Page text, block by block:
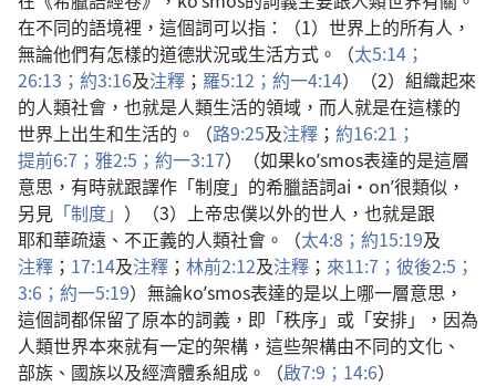
在不同的語境裡 ， 這個詞可以指 ：（1） 世界上的所有人 ，
無論他們有怎樣的道德狀況或生活方式 。（太5:14；
26:13； 約3:16及注釋 ； 羅5:12； 約一4:14）（2） 組織起來
的人類社會 ， 也就是人類生活的領域 ， 而人就是在這樣的
世界上出生和生活的 。（路9:25及注釋 ； 約16:21；
提前6:7； 雅2:5； 約一3:17）（如果koʹsmos表達的是這層
意思 ， 有時就跟譯作 「制度」 的希臘語詞ai·onʹ很類似 ，
另 見 「制度」 ）（3） 上帝忠僕以外的世人 ， 也就是跟
耶和華疏遠 、 不正義的人類社會 。（太4:8； 約15:19及
注釋 ； 17:14及注釋 ； 林前2:12及注釋 ； 來11:7； 彼後2:5；
3:6； 約一5:19） 無論koʹsmos表達的是以上哪一層意思 ，
這個詞都保留了原本的詞義 ， 即 「秩序」 或 「安排」， 因為
人類世界本來就有一定的架構 ， 這些架構由不同的文化 、
部族 、 國族以及經濟體系組成 。（啟7:9； 14:6）